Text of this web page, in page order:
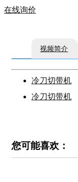
在线询价
视频简介
冷刀切带机
冷刀切带机
您可能喜欢：